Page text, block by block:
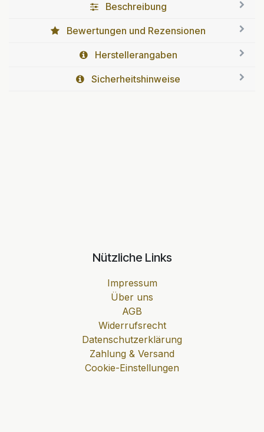
Beschreibung
Bewertungen und Rezensionen
Herstellerangaben
Sicherheitshinweise
Nützliche Links
Impressum
Über uns
AGB
Widerrufsrecht
Datenschutzerklärung
Zahlung & Versand
Cookie-Einstellungen